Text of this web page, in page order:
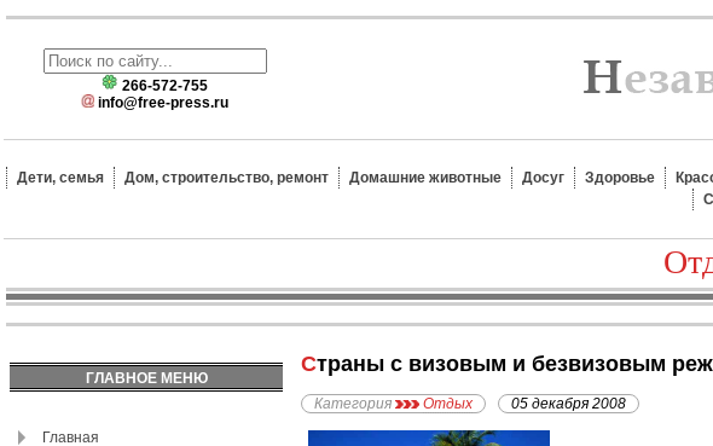
266-572-755
info@free-press.ru
Дети, семья Дом, строительство, ремонт Домашние животные Досуг Здоровье
ГЛАВНОЕ МЕНЮ
Главная
Страны с визовым и безвизовым
Категория Отдых 05 декабря 2008